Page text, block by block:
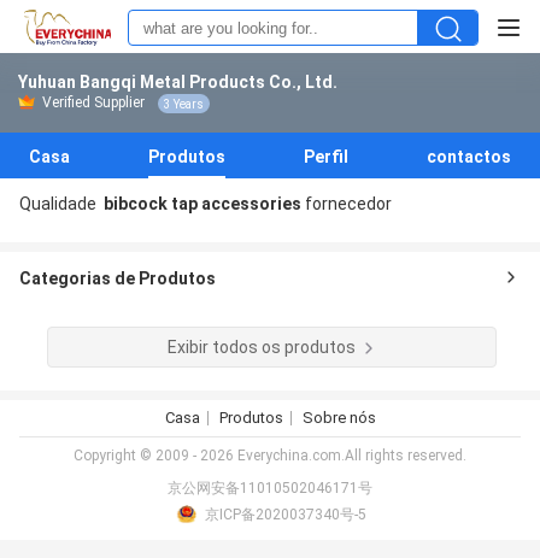
Yuhuan Bangqi Metal Products Co., Ltd.
Verified Supplier 3 Years
Casa Produtos Perfil contactos
Qualidade bibcock tap accessories fornecedor
Categorias de Produtos
Exibir todos os produtos
Casa Produtos Sobre nós
Copyright © 2009 - 2026 Everychina.com.All rights reserved.
京公网安备11010502046171号
京ICP备2020037340号-5